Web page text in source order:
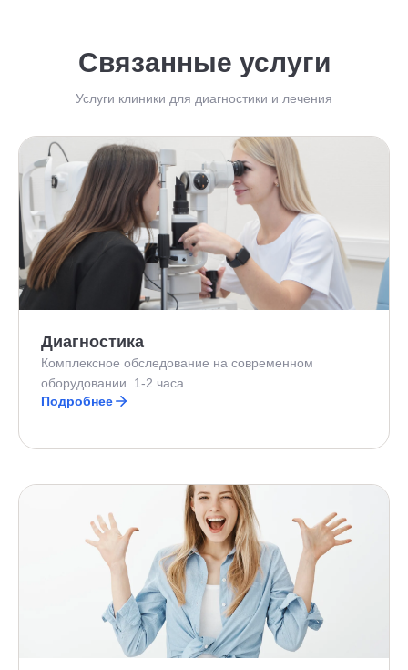
Связанные услуги
Услуги клиники для диагностики и лечения
Диагностика
Комплексное обследование на современном
оборудовании. 1-2 часа.
Подробнее